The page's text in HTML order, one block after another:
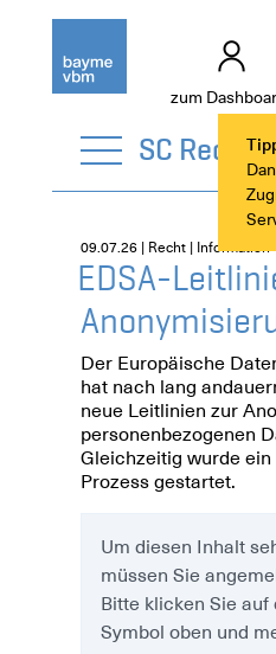
zum
SC Recht
09.07.26 | Recht | Information
EDSA-
Der Europäische
hat nach lang
neue Leitlinien zur
personenbezogenen
Gleichzeitig wurde ein
Prozess gestartet.
Um diesen Inhalt
müssen Sie
Bitte klicken Sie auf
Symbol oben und